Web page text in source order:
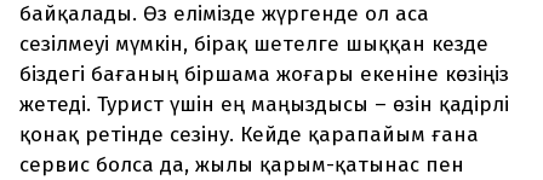
байқалады. Өз елімізде жүргенде ол аса
сезілмеуі мүмкін, бірақ шетелге шыққан кезде
біздегі бағаның біршама жоғары екеніне көзіңіз
жетеді. Турист үшін ең маңыздысы – өзін қадірлі
қонақ ретінде сезіну. Кейде қарапайым ғана
сервис болса да, жылы қарым-қатынас пен